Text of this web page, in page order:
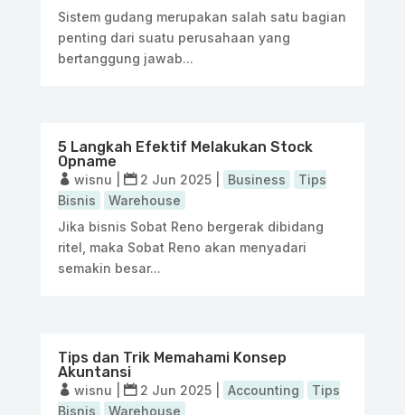
Sistem gudang merupakan salah satu bagian
penting dari suatu perusahaan yang
bertanggung jawab...
5 Langkah Efektif Melakukan Stock
Opname
wisnu 2 Jun 2025| Business
Tips
Bisnis
Warehouse
Jika bisnis Sobat Reno bergerak dibidang
ritel, maka Sobat Reno akan menyadari
semakin besar...
Tips dan Trik Memahami Konsep
Akuntansi
wisnu 2 Jun 2025| Accounting
Tips
Bisnis
Warehouse